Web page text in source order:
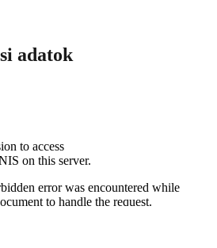
adatok